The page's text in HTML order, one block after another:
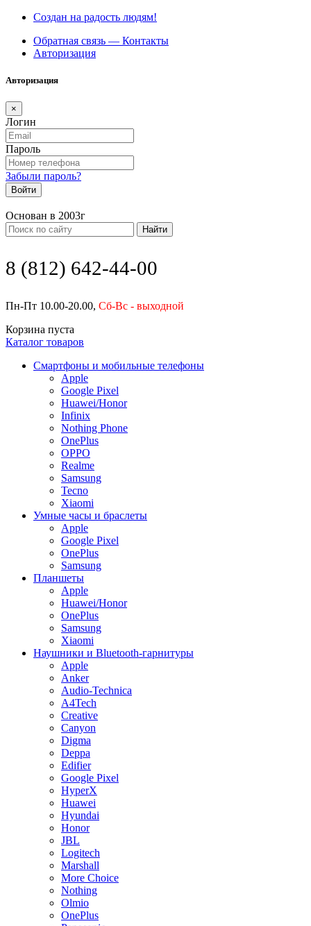
Создан на радость людям!
Обратная связь — Контакты
Авторизация
Авторизация
×
Логин
Пароль
Забыли пароль?
Войти
Основан в 2003г
Найти
8 (812) 642-44-00
Пн-Пт 10.00-20.00, Сб-Вс - выходной
Корзина пуста
Каталог товаров
Смартфоны и мобильные телефоны
Apple
Google Pixel
Huawei/Honor
Infinix
Nothing Phone
OnePlus
OPPO
Realme
Samsung
Tecno
Xiaomi
Умные часы и браслеты
Apple
Google Pixel
OnePlus
Samsung
Планшеты
Apple
Huawei/Honor
OnePlus
Samsung
Xiaomi
Наушники и Bluetooth-гарнитуры
Apple
Anker
Audio-Technica
A4Tech
Creative
Canyon
Digma
Deppa
Edifier
Google Pixel
HyperX
Huawei
Hyundai
Honor
JBL
Logitech
Marshall
More Choice
Nothing
Olmio
OnePlus